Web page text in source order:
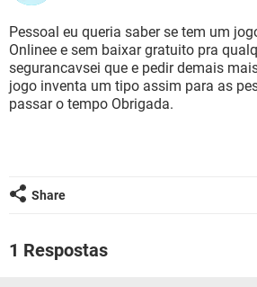
GUIA DE COMPRAS
INSTAGRAM GMAIL
GUIA DE COMPRAS
CELULAR
OUTLOOK EXCEL
INSTAGRAM GMAIL
GUIA DE COMPRAS
CELULAR
OUTLOOK EXCEL
Pessoal eu queria saber se tem um
Onlinee e sem baixar gratuito pra
segurancavsei que e pedir demais
jogo inventa um tipo assim para as
passar o tempo Obrigada.
Share
1 Respostas